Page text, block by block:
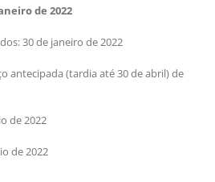
de 2022
30 de janeiro de 2022
antecipada (tardia até 30 de abril) de
de 2022
de 2022